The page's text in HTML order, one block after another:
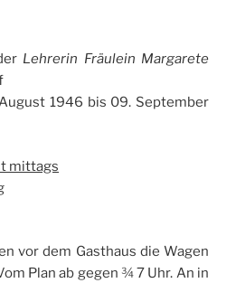
Lehrerin Fräulein Margarete
1946 bis 09. September
mittags
vor dem Gasthaus die Wagen
Plan ab gegen ¾ 7 Uhr. An in